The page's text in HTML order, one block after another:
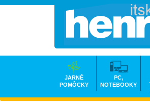
JARNÉ
POMÔCKY
PC,
NOTEBOOKY